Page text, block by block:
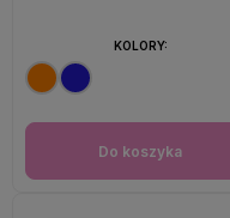
Do koszyka
KOLORY: